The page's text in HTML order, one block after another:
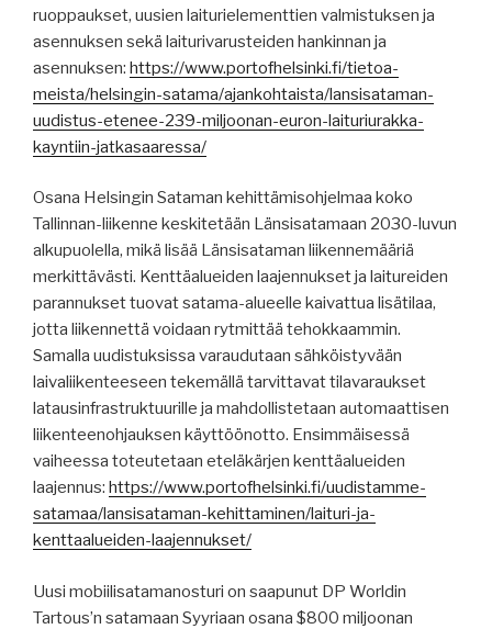
ruoppaukset, uusien laiturielementtien valmistuksen ja
asennuksen sekä laiturivarusteiden hankinnan ja
asennuksen: https://www.portofhelsinki.fi/tietoa-
meista/helsingin-satama/ajankohtaista/lansisataman-
uudistus-etenee-239-miljoonan-euron-laituriurakka-
kayntiin-jatkasaaressa/
Osana Helsingin Sataman kehittämisohjelmaa koko
Tallinnan-liikenne keskitetään Länsisatamaan 2030-luvun
alkupuolella, mikä lisää Länsisataman liikennemääriä
merkittävästi. Kenttäalueiden laajennukset ja laitureiden
parannukset tuovat satama-alueelle kaivattua lisätilaa,
jotta liikennettä voidaan rytmittää tehokkaammin.
Samalla uudistuksissa varaudutaan sähköistyvään
laivaliikenteeseen tekemällä tarvittavat tilavaraukset
latausinfrastruktuurille ja mahdollistetaan automaattisen
liikenteenohjauksen käyttöönotto. Ensimmäisessä
vaiheessa toteutetaan eteläkärjen kenttäalueiden
laajennus: https://www.portofhelsinki.fi/uudistamme-
satamaa/lansisataman-kehittaminen/laituri-ja-
kenttaalueiden-laajennukset/
Uusi mobiilisatamanosturi on saapunut DP Worldin
Tartous’n satamaan Syyriaan osana $800 miljoonan